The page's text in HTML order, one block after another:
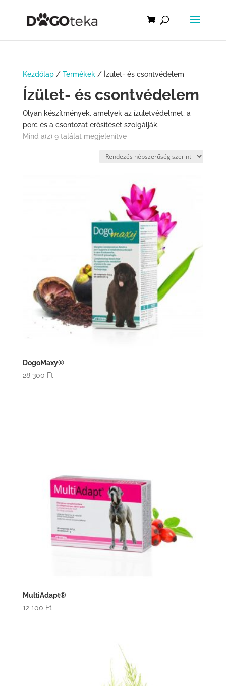
Kezdőlap/ Termékek / Ízület- és csontvédelem
Ízület- és csontvédelem
Olyan készítmények, amelyek az ízületvédelmet, a
porc és a csontozat erősítését szolgálják.
Mind a(z) 9 találat megjelenítve
DogoMaxy®
28 300 Ft
MultiAdapt®
12 100 Ft